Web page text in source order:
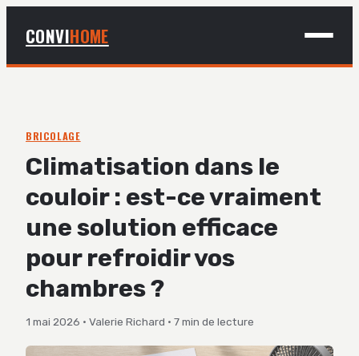
CONVIHOME
BRICOLAGE
DÉCO
JARDINAGE
BRICOLAGE
Climatisation dans le
couloir : est-ce vraiment
une solution efficace
pour refroidir vos
chambres ?
1 mai 2026 · Valerie Richard · 7 min de lecture